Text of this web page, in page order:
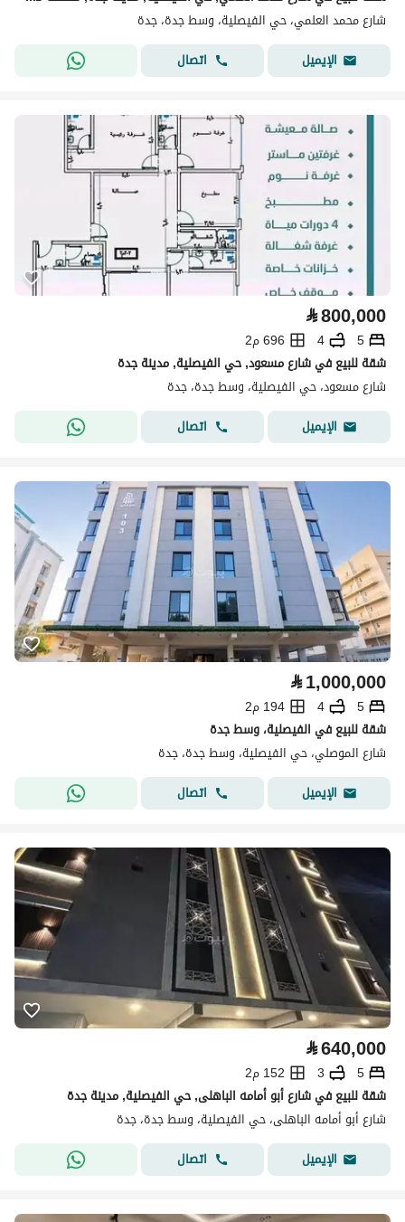
شارع محمد العلمي، حي الفيصلية، وسط جدة، جدة
الإيميل
اتصال
⃁800,000
5
4
696 م2
شقة للبيع في شارع مسعود, حي الفيصلية, مدينة جدة
شارع مسعود، حي الفيصلية، وسط جدة، جدة
الإيميل
اتصال
⃁1,000,000
5
4
194 م2
شقة للبيع في الفيصلية، وسط جدة
شارع الموصلي، حي الفيصلية، وسط جدة، جدة
الإيميل
اتصال
⃁640,000
5
3
152 م2
شقة للبيع في شارع أبو أمامه الباهلى, حي الفيصلية, مدينة جدة
شارع أبو أمامه الباهلى، حي الفيصلية، وسط جدة، جدة
الإيميل
اتصال